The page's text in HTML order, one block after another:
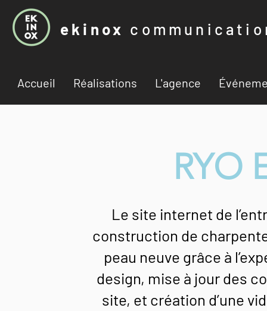
ekinox
Accueil Réalisations L'agence
RYO
Le site internet de
construction de
peau neuve grâce à
design, mise à jour des
site, et création d’une